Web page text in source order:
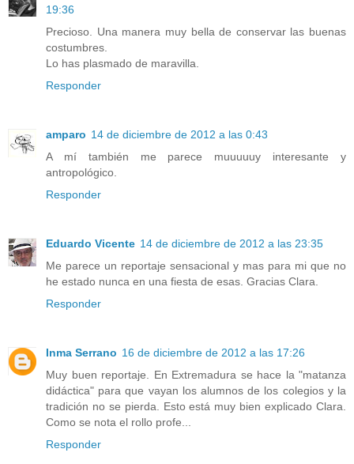
19:36
Precioso. Una manera muy bella de conservar las buenas
costumbres.
Lo has plasmado de maravilla.
Responder
amparo 14 de diciembre de 2012 a las 0:43
A mí también me parece muuuuuy interesante y
antropológico.
Responder
Eduardo Vicente 14 de diciembre de 2012 a las 23:35
Me parece un reportaje sensacional y mas para mi que no
he estado nunca en una fiesta de esas. Gracias Clara.
Responder
Inma Serrano 16 de diciembre de 2012 a las 17:26
Muy buen reportaje. En Extremadura se hace la "matanza
didáctica" para que vayan los alumnos de los colegios y la
tradición no se pierda. Esto está muy bien explicado Clara.
Como se nota el rollo profe...
Responder